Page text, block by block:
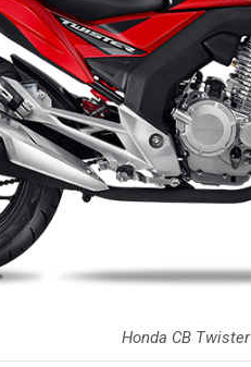
Honda CB Twister